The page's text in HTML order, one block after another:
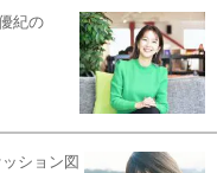
紀の
ション図